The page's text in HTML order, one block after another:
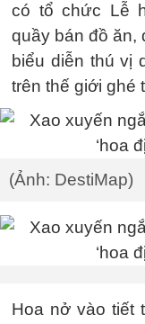
có tổ chức Lễ
quầy bán đồ ăn,
biểu diễn thú vị
trên thế giới ghé
(Ảnh: DestiMap)
Hoa nở vào tiết